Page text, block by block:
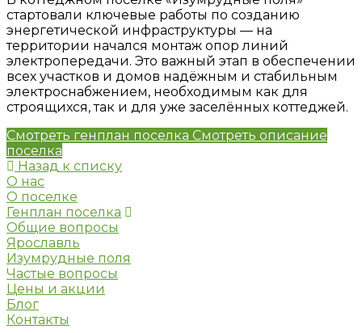
стартовали ключевые работы по созданию
энергетической инфраструктуры — на
территории начался монтаж опор линий
электропередачи. Это важный этап в обеспечении
всех участков и домов надёжным и стабильным
электроснабжением, необходимым как для
строящихся, так и для уже заселённых коттеджей.
Смотреть генплан поселка Смотреть описание
поселка
Назад к списку
О нас
О поселке
Генплан поселка
Общие вопросы
Ярославль
Изумрудные поля
Частые вопросы
Цены и акции
Блог
Контакты